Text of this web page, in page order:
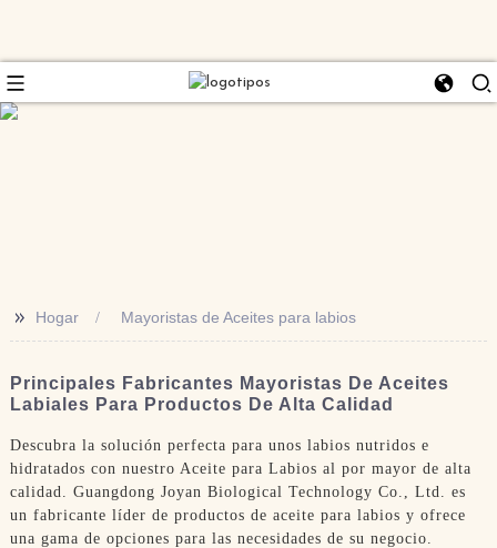
>> Hogar Mayoristas de Aceites para labios
Principales Fabricantes Mayoristas De Aceites
Labiales Para Productos De Alta Calidad
Descubra la solución perfecta para unos labios nutridos e
hidratados con nuestro Aceite para Labios al por mayor de alta
calidad. Guangdong Joyan Biological Technology Co., Ltd. es
un fabricante líder de productos de aceite para labios y ofrece
una gama de opciones para las necesidades de su negocio.